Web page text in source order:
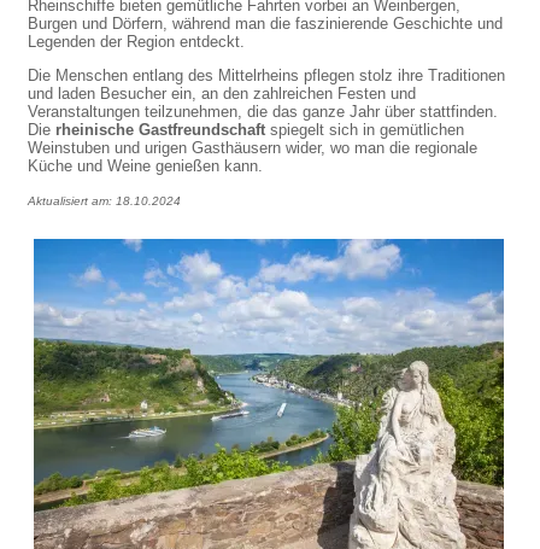
Rheinschiffe bieten gemütliche Fahrten vorbei an Weinbergen,
Burgen und Dörfern, während man die faszinierende Geschichte und
Legenden der Region entdeckt.
Die Menschen entlang des Mittelrheins pflegen stolz ihre Traditionen
und laden Besucher ein, an den zahlreichen Festen und
Veranstaltungen teilzunehmen, die das ganze Jahr über stattfinden.
Die rheinische Gastfreundschaft spiegelt sich in gemütlichen
Weinstuben und urigen Gasthäusern wider, wo man die regionale
Küche und Weine genießen kann.
Aktualisiert am: 18.10.2024